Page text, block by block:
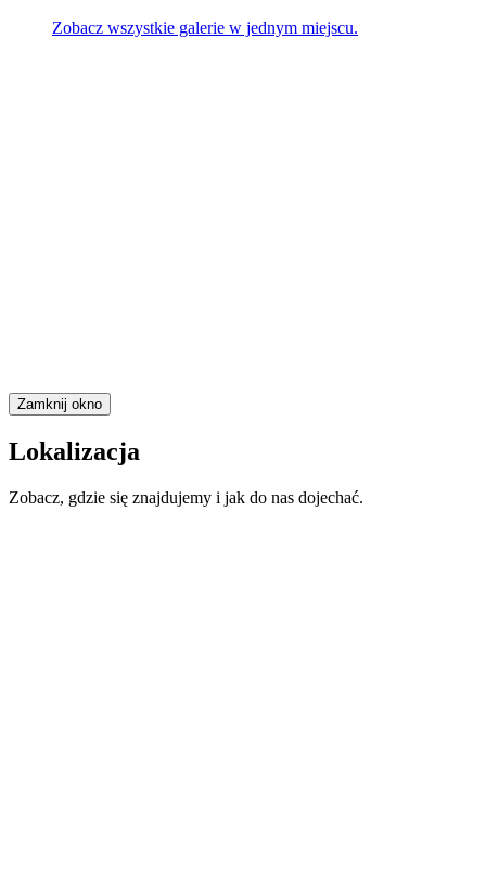
Zobacz wszystkie galerie w jednym miejscu.
Zamknij okno
Lokalizacja
Zobacz, gdzie się znajdujemy i jak do nas dojechać.